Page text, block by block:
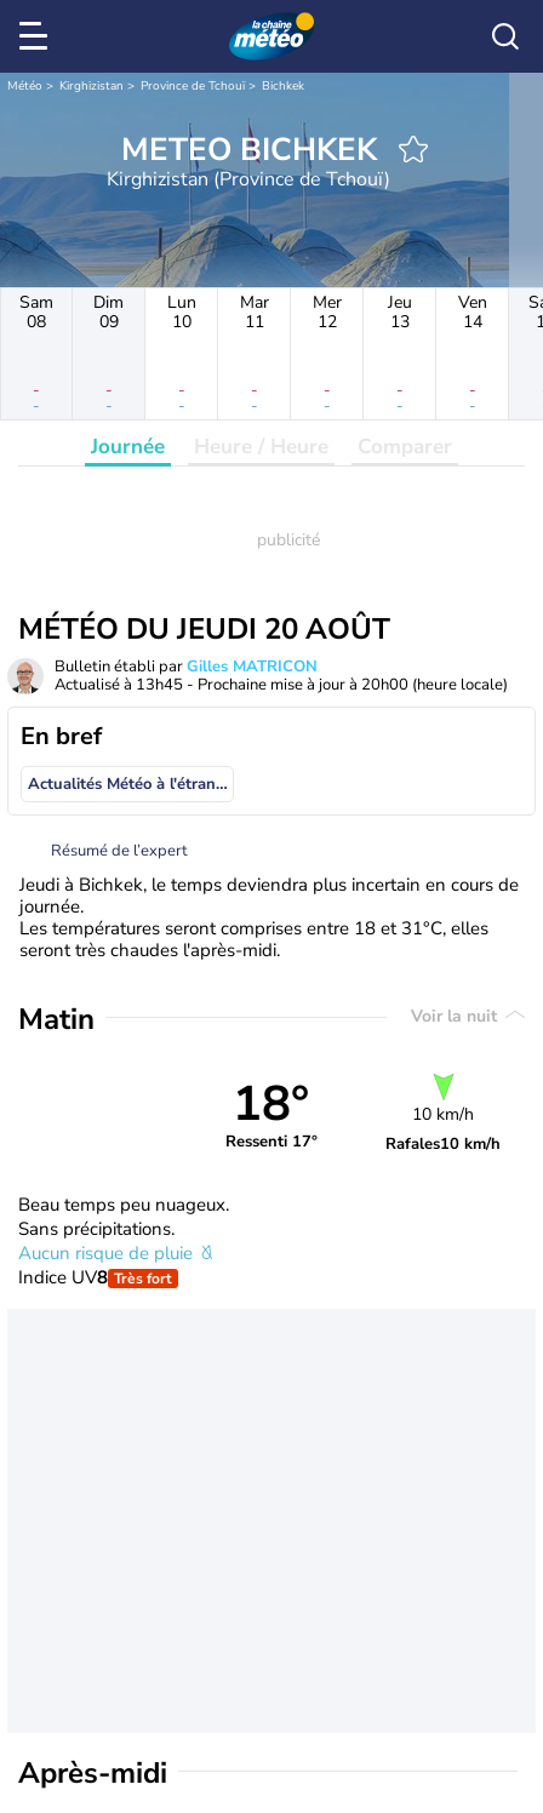
Météo Kirghizistan Province de Tchouï Bichkek
METEO BICHKEK
Kirghizistan (Province de Tchouï)
Sam
08
-
-
Dim
09
-
-
Lun
10
-
-
Mar
11
-
-
Mer
12
-
-
Jeu
13
-
-
Ven
14
-
-
Journée Heure / Heure Comparer
MÉTÉO DU JEUDI 20 AOÛT
Bulletin établi parGilles MATRICON
Actualisé à 13h45 - Prochaine mise à jour à 20h00 (heure locale)
En bref
Actualités Météo à l'étranger
Résumé de l’expert
Jeudi à Bichkek, le temps deviendra plus incertain en cours de
journée.
Les températures seront comprises entre 18 et 31°C, elles
seront très chaudes l'après-midi.
Matin Voir la nuit
18°
Ressenti 17°
10 km/h
Rafales10 km/h
Beau temps peu nuageux.
Sans précipitations.
Aucun risque de pluie
Indice UV8 Très fort
Après-midi